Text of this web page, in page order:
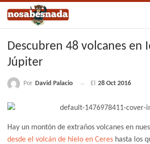
Descubren 48 volcanes en
Júpiter
Por David Palacio El 28 Oct 2016
Hay un montón de extraños volcanes en
desde el volcán de hielo en Ceres hasta los